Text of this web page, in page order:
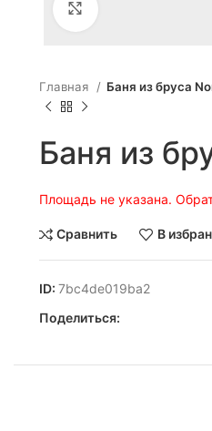
Главная Баня из бруса
Баня из
Площадь не указана.
Сравнить В
ID: 7bc4de019ba2
Поделиться: